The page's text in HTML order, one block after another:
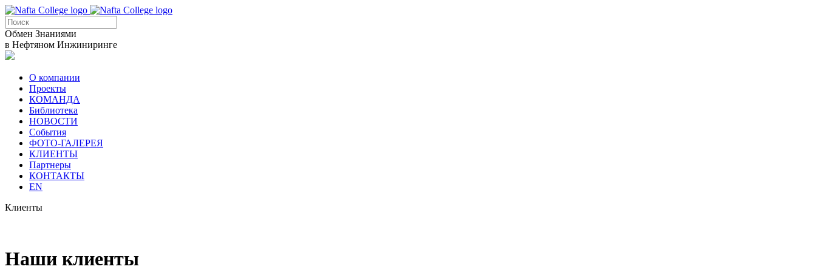
Обмен Знаниями
в Нефтяном Инжиниринге
О компании
Проекты
КОМАНДА
Библиотека
НОВОСТИ
События
ФОТО-ГАЛЕРЕЯ
КЛИЕНТЫ
Партнеры
КОНТАКТЫ
EN
Клиенты
Наши клиенты